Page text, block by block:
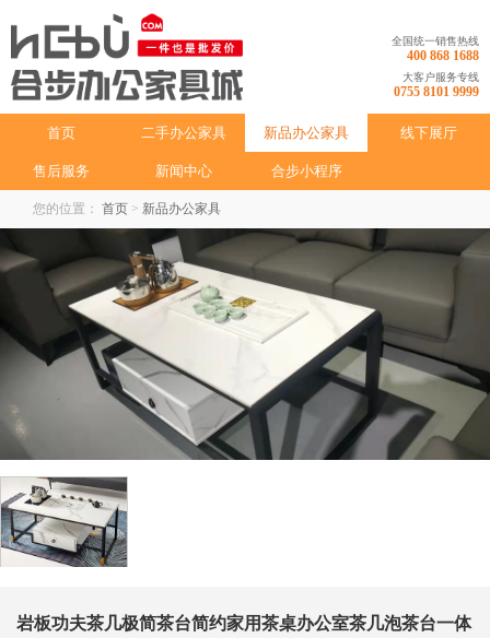
全国统一销售热线
400 868 1688
大客户服务专线
0755 8101 9999
首页 二手办公家具 新品办公家具 线下展厅
售后服务 新闻中心 合步小程序
您的位置： 首页 > 新品办公家具
岩板功夫茶几极简茶台简约家用茶桌办公室茶几泡茶台一体